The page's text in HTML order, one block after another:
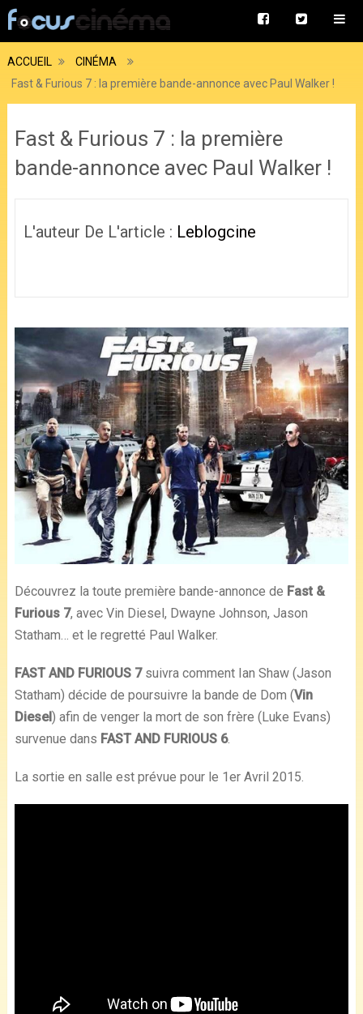
ACCUEIL
CINÉMA
Fast & Furious 7 : la première bande-annonce avec Paul Walker !
Fast & Furious 7 : la première
bande-annonce avec Paul Walker !
L'auteur De L'article : Leblogcine
Découvrez la toute première bande-annonce de Fast &
Furious 7, avec Vin Diesel, Dwayne Johnson, Jason
Statham… et le regretté Paul Walker.
FAST AND FURIOUS 7suivra comment Ian Shaw (Jason
Statham) décide de poursuivre la bande de Dom (Vin
Diesel) afin de venger la mort de son frère (Luke Evans)
survenue dans FAST AND FURIOUS 6.
La sortie en salle est prévue pour le 1er Avril 2015.